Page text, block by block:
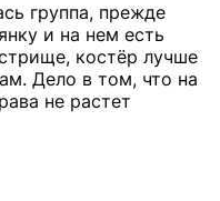
группа, прежде
и на нем есть
костёр лучше
Дело в том, что на
не растет